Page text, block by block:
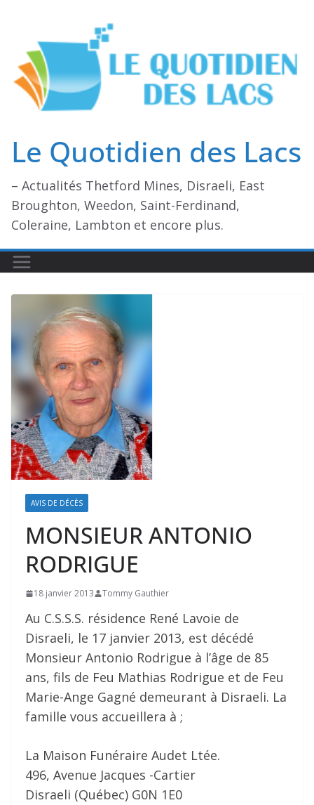
contenu
Le Quotidien des Lacs
– Actualités Thetford Mines, Disraeli, East
Broughton, Weedon, Saint-Ferdinand,
Coleraine, Lambton et encore plus.
AVIS DE DÉCÈS
MONSIEUR ANTONIO
RODRIGUE
18 janvier 2013 Tommy Gauthier
Au C.S.S.S. résidence René Lavoie de
Disraeli, le 17 janvier 2013, est décédé
Monsieur Antonio Rodrigue à l’âge de 85
ans, fils de Feu Mathias Rodrigue et de Feu
Marie-Ange Gagné demeurant à Disraeli. La
famille vous accueillera à ;
La Maison Funéraire Audet Ltée.
496, Avenue Jacques -Cartier
Disraeli (Québec) G0N 1E0